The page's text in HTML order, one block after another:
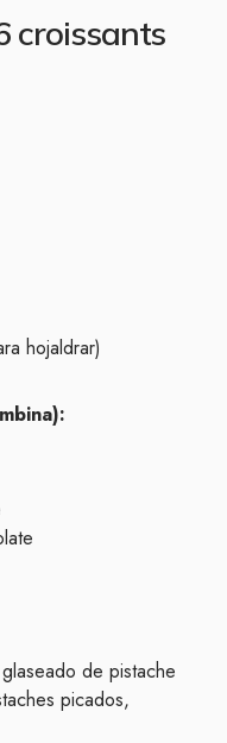
croissants
hojaldrar)
de pistache
picados,